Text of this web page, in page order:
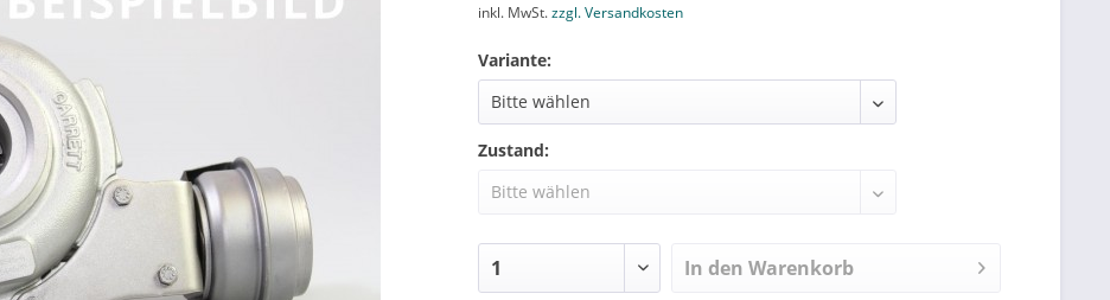
inkl. MwSt.zzgl. Versandkosten
Variante:
Zustand:
In den Warenkorb